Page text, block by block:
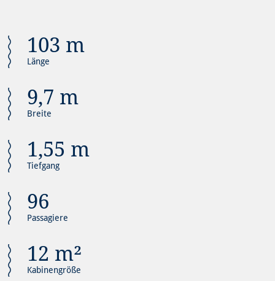
103 m
Länge
9,7 m
Breite
1,55 m
Tiefgang
96
Passagiere
12 m²
Kabinengröße